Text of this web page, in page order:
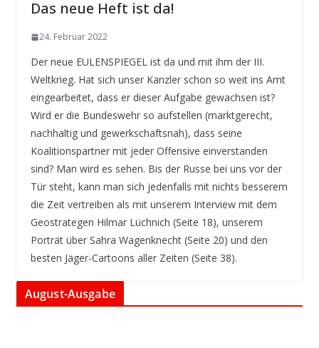
Das neue Heft ist da!
24. Februar 2022
Der neue EULENSPIEGEL ist da und mit ihm der III.
Weltkrieg. Hat sich unser Kanzler schon so weit ins Amt
eingearbeitet, dass er dieser Aufgabe gewachsen ist?
Wird er die Bundeswehr so aufstellen (marktgerecht,
nachhaltig und gewerkschaftsnah), dass seine
Koalitionspartner mit jeder Offensive einverstanden
sind? Man wird es sehen. Bis der Russe bei uns vor der
Tür steht, kann man sich jedenfalls mit nichts besserem
die Zeit vertreiben als mit unserem Interview mit dem
Geostrategen Hilmar Lüchnich (Seite 18), unserem
Porträt über Sahra Wagenknecht (Seite 20) und den
besten Jäger-Cartoons aller Zeiten (Seite 38).
August-Ausgabe